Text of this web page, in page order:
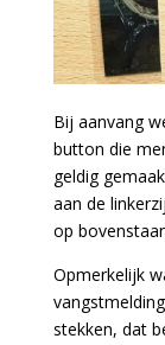
Bij aanvang
button die
geldig
aan de
op
Opmerkelijk
stekken, dat